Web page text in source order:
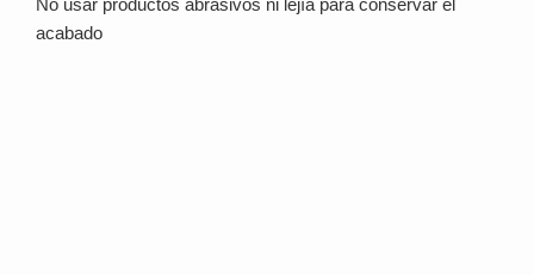
No usar productos abrasivos ni lejía para conservar el
acabado